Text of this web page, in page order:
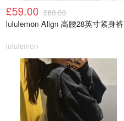
£59.00 £88.00
lululemon Align 高腰28英寸紧身裤
lululemon